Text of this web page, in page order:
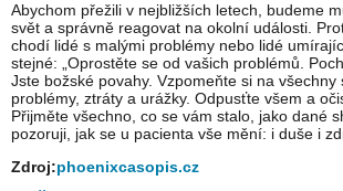
Abychom přežili v nejbližších letech, budeme
svět a správně reagovat na okolní události.
chodí lidé s malými problémy nebo lidé
stejné: „Oprostěte se od vašich problémů.
Jste božské povahy. Vzpomeňte si na všechny
problémy, ztráty a urážky. Odpusťte všem a
Přijměte všechno, co se vám stalo, jako dané
pozoruji, jak se u pacienta vše mění: i duše i
Zdroj:phoenixcasopis.cz